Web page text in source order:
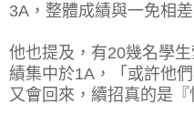
3A，整體成績與一免相
他也提及，有20幾名學
績集中於1A，「或許他
又會回來，續招真的是『